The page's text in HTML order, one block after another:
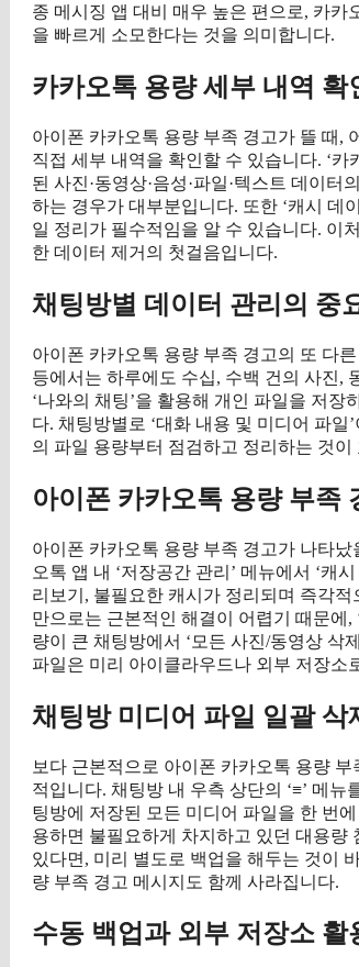
종 메시징 앱 대비 매우 높은 편으로, 카
을 빠르게 소모한다는 것을 의미합니다.
카카오톡 용량 세부 내역 확
아이폰 카카오톡 용량 부족 경고가 뜰 때,
직접 세부 내역을 확인할 수 있습니다. ‘
된 사진·동영상·음성·파일·텍스트 데이
하는 경우가 대부분입니다. 또한 ‘캐시 데
일 정리가 필수적임을 알 수 있습니다. 이
한 데이터 제거의 첫걸음입니다.
채팅방별 데이터 관리의 중
아이폰 카카오톡 용량 부족 경고의 또 다
등에서는 하루에도 수십, 수백 건의 사진,
‘나와의 채팅’을 활용해 개인 파일을 저
다. 채팅방별로 ‘대화 내용 및 미디어 파
의 파일 용량부터 점검하고 정리하는 것이
아이폰 카카오톡 용량 부족
아이폰 카카오톡 용량 부족 경고가 나타
오톡 앱 내 ‘저장공간 관리’ 메뉴에서 ‘캐
리보기, 불필요한 캐시가 정리되며 즉각
만으로는 근본적인 해결이 어렵기 때문에,
량이 큰 채팅방에서 ‘모든 사진/동영상 삭
파일은 미리 아이클라우드나 외부 저장소
채팅방 미디어 파일 일괄 삭
보다 근본적으로 아이폰 카카오톡 용량
적입니다. 채팅방 내 우측 상단의 ‘≡’ 메뉴
팅방에 저장된 모든 미디어 파일을 한 번
용하면 불필요하게 차지하고 있던 대용량
있다면, 미리 별도로 백업을 해두는 것이
량 부족 경고 메시지도 함께 사라집니다.
수동 백업과 외부 저장소 활